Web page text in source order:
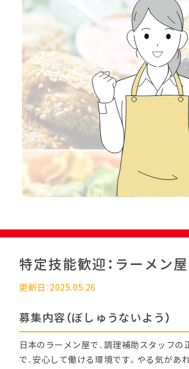
特定技能歓迎：ラーメン
更新日：2025.05.26
募集内容（ぼしゅうないよう）
日本のラーメン屋で、調理補助スタッフ
で、安心して働ける環境です。やる気があ